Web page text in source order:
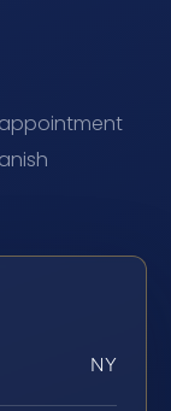
NY